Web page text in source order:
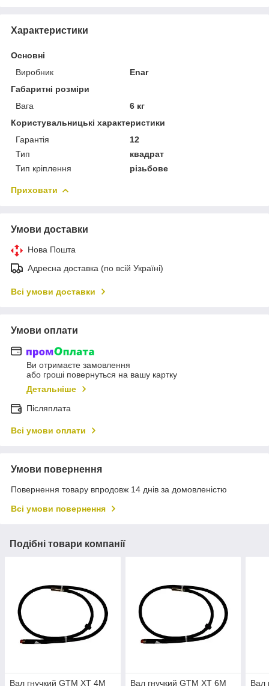
Характеристики
Основні
Виробник
Enar
Габаритні розміри
Вага
6 кг
Користувальницькі характеристики
Гарантія
12
Тип
квадрат
Тип кріплення
різьбове
Приховати
Умови доставки
Нова Пошта
Адресна доставка (по всій Україні)
Всі умови доставки
Умови оплати
Ви отримаєте замовлення
або гроші повернуться на вашу картку
Детальніше
Післяплата
Всі умови оплати
Умови повернення
Повернення товару впродовж 14 днів за домовленістю
Всі умови повернення
Подібні товари компанії
Вал гнучкий GTM XT 4M Вал гнучкий GTM XT 6M Вал